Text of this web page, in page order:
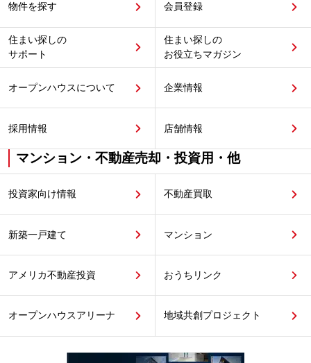
物件を探す 会員登録
住まい探しの
サポート
住まい探しの
お役立ちマガジン
オープンハウスについて 企業情報
採用情報 店舗情報
マンション・不動産売却・投資用・他
投資家向け情報 不動産買取
新築一戸建て マンション
アメリカ不動産投資 おうちリンク
オープンハウスアリーナ 地域共創プロジェクト